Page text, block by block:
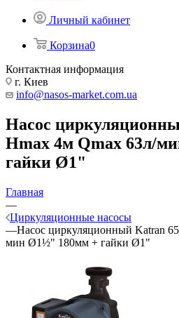
Личный кабинет
Корзина0
Контактная информация
г. Киев
info@nasos-market.com.ua
Насос
Hmax 4м Qmax 63л/
гайки Ø1"
Главная
—
Циркуляционные насосы
—Насос циркуляционный Katran
мин Ø1½" 180мм + гайки Ø1"